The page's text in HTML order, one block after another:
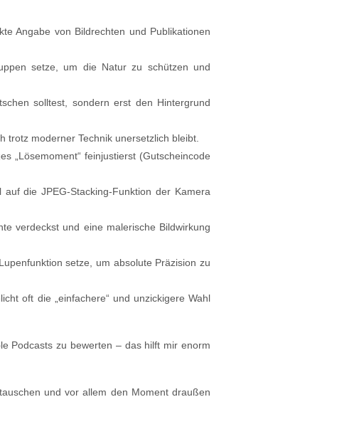
Angabe von Bildrechten und Publikationen
setze, um die Natur zu schützen und
solltest, sondern erst den Hintergrund
trotz moderner Technik unersetzlich bleibt.
„Lösemoment“ feinjustierst (Gutscheincode
die JPEG-Stacking-Funktion der Kamera
verdeckst und eine malerische Bildwirkung
setze, um absolute Präzision zu
oft die „einfachere“ und unzickigere Wahl
Podcasts zu bewerten – das hilft mir enorm
und vor allem den Moment draußen